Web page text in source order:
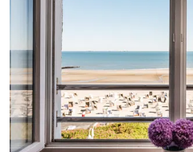
Ausstattung
Für 6 Tage